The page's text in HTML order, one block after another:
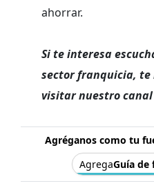
ahorrar.
Si te interesa
sector franquicia, te
visitar nuestro
Agréganos como tu
AgregaGuía de